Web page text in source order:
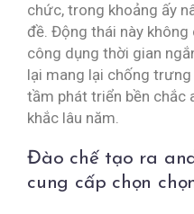
chức, trong khoảng ấy
đề. Động thái này
công dụng thời gian
lại mang lại chống trưng
tầm phát triển bền chắc
khắc lâu năm.
Đào chế tạo ra
cung cấp chọn